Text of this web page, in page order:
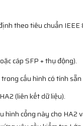
theo tiêu chuẩn IEEE
cáp SFP + thụ động).
cấu hình có tính sẵn
(liên kết dữ liệu).
cổng này cho HA2